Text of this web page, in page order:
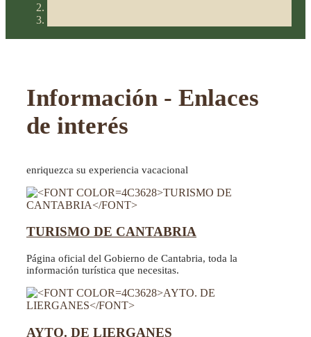
Información - Enlaces
de interés
enriquezca su experiencia vacacional
TURISMO DE CANTABRIA
Página oficial del Gobierno de Cantabria, toda la
información turística que necesitas.
AYTO. DE LIERGANES